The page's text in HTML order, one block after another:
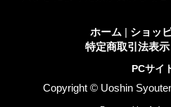
ホーム | ショッ
特定商取引法表示
PCサイ
Copyright © Uoshin